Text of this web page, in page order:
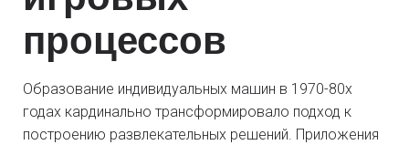
процессов
Образование индивидуальных машин в 1970-80х
годах кардинально трансформировало подход к
построению развлекательных решений. Приложения